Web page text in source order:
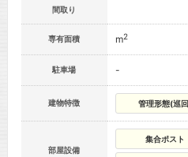
間取り
専有面積 m2
駐車場 -
建物特徴 管理形態(巡
部屋設備
集合ポスト